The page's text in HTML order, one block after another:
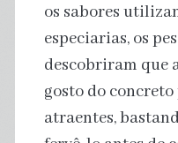
os sabores
especiarias, os
descobriram que
gosto do
atraentes,